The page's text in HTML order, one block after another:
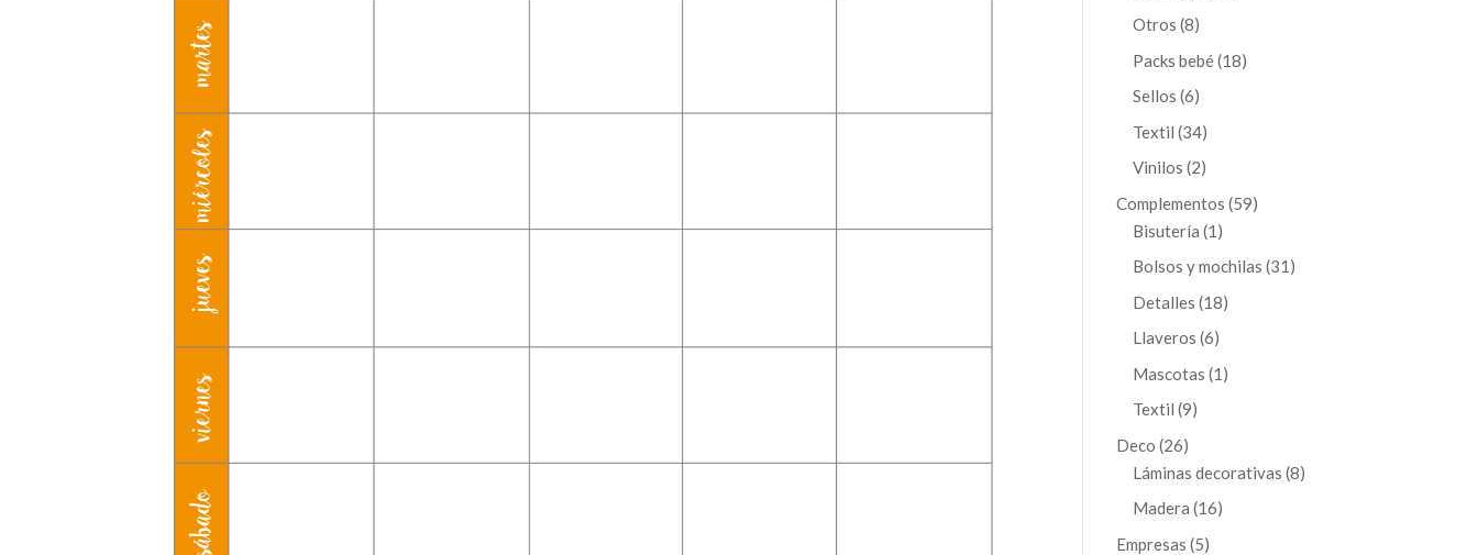
Otros 88
productos
Packs bebé 1818
Sellos 66
productos
Textil 3434
productos
Vinilos 22
productos
Complementos 5959
Bisutería 1 1
producto
Bolsos y mochilas 31 31
Detalles 1818
Llaveros 66
productos
Mascotas 1 1
Textil 99
Deco 2626
productos
Láminas decorativas 88
Madera 1616
Empresas 55